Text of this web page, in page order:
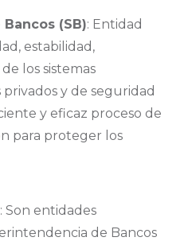
(SB): Entidad
estabilidad,
los sistemas
y de seguridad
y eficaz proceso de
para proteger los
: Son entidades
de Bancos